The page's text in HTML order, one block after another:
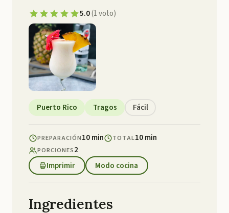
5.0(1voto)
Puerto Rico Tragos Fácil
PREPARACIÓN10 min TOTAL10 min
PORCIONES2
Imprimir
Modo cocina
Ingredientes